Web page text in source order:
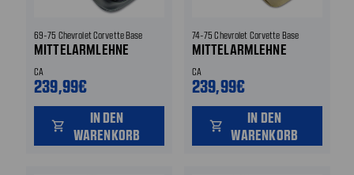
69-75 Chevrolet Corvette Base
MITTELARMLEHNE
CA
239,99€
shopping_cart
IN DEN
WARENKORB
74-75 Chevrolet Corvette Base
MITTELARMLEHNE
CA
239,99€
shopping_cart
IN DEN
WARENKORB